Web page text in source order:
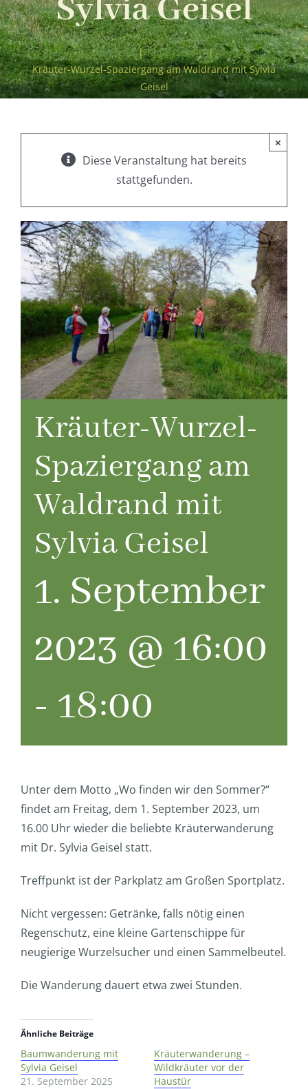
Sylvia Geisel
Startseite | Kulturverein |
Kräuter-Wurzel-Spaziergang am Waldrand mit Sylvia
Geisel
Diese Veranstaltung hat bereits
stattgefunden.
×
Kräuter-Wurzel-
Spaziergang am
Waldrand mit
Sylvia Geisel
1. September
2023 @ 16:00
- 18:00
Unter dem Motto „Wo finden wir den Sommer?“
findet am Freitag, dem 1. September 2023, um
16.00 Uhr wieder die beliebte Kräuterwanderung
mit Dr. Sylvia Geisel statt.
Treffpunkt ist der Parkplatz am Großen Sportplatz.
Nicht vergessen: Getränke, falls nötig einen
Regenschutz, eine kleine Gartenschippe für
neugierige Wurzelsucher und einen Sammelbeutel.
Die Wanderung dauert etwa zwei Stunden.
Ähnliche Beiträge
Baumwanderung mit
Sylvia Geisel
21. September 2025
Kräuterwanderung –
Wildkräuter vor der
Haustür